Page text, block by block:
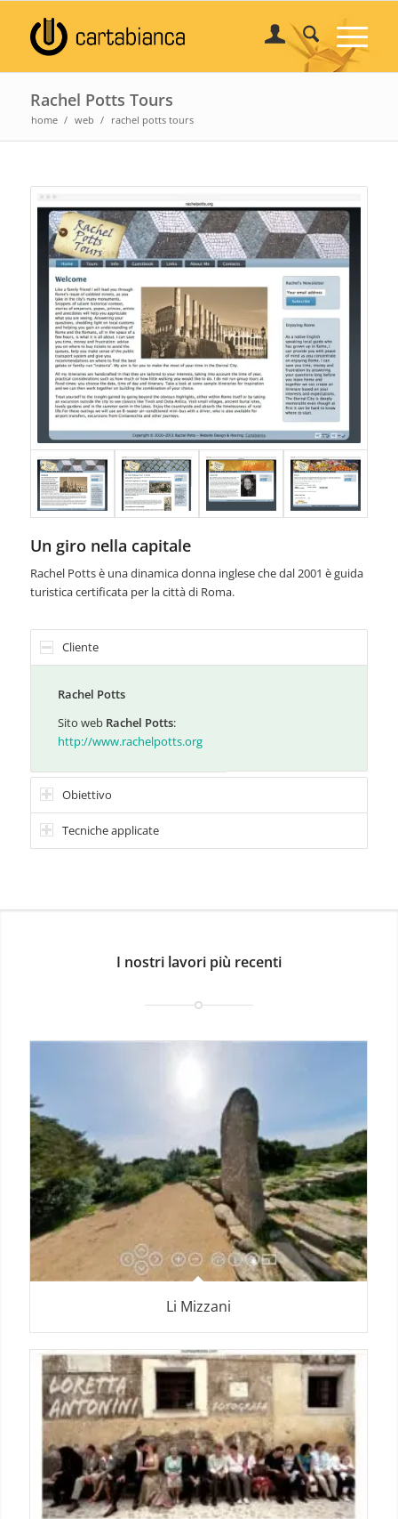
Rachel Potts Tours
home / web / rachel potts tours
Un giro nella capitale
Rachel Potts è una dinamica donna inglese che dal 2001 è guida
turistica certificata per la città di Roma.
Cliente
Rachel Potts
Sito web Rachel Potts:
http://www.rachelpotts.org
Obiettivo
Tecniche applicate
I nostri lavori più recenti
Li Mizzani